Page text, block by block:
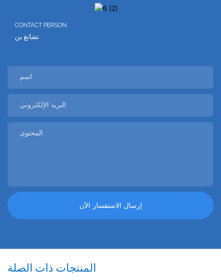
CONTACT PERSON:
تشانغ بن
اسم
البريد الإلكتروني
المحتوى
إرسال الاستفسار الآن
المنتجات ذات الصلة